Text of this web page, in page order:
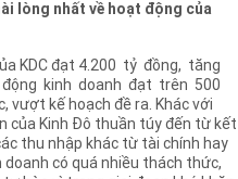
lòng nhất về hoạt động của
KDC đạt 4.200 tỷ đồng, tăng
kinh doanh đạt trên 500
vượt kế hoạch đề ra. Khác với
của Kinh Đô thuần túy đến từ kết
thu nhập khác từ tài chính hay
có quá nhiều thách thức,